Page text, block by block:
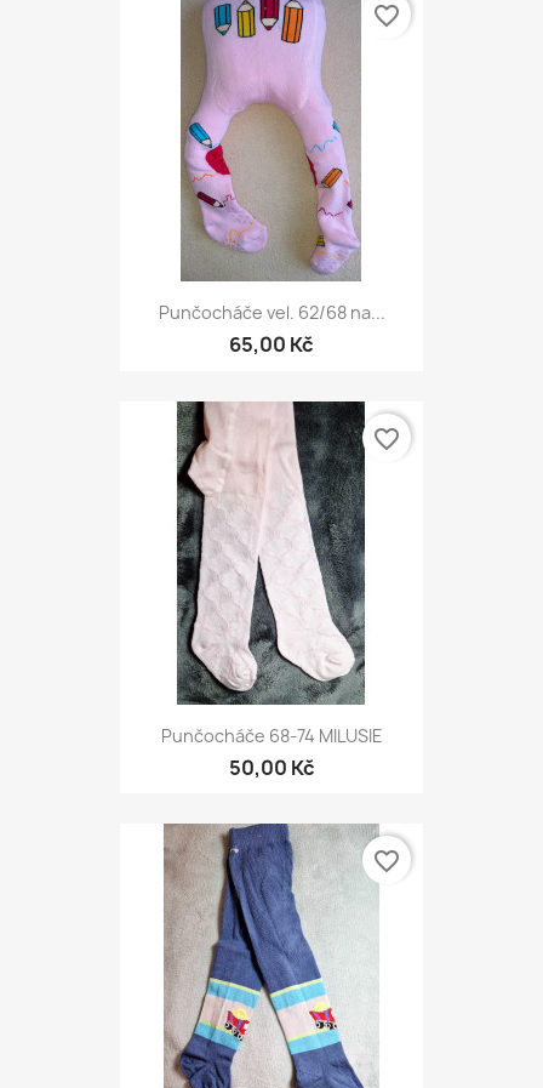
Punčocháče vel. 62/68 na...
65,00 Kč
favorite_border
Punčocháče 68-74 MILUSIE
50,00 Kč
favorite_border
favorite_border